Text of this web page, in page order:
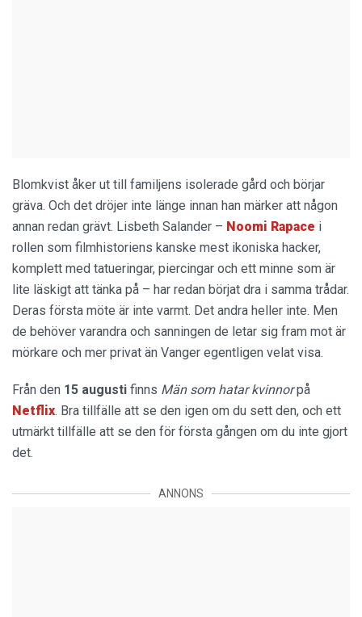
Blomkvist åker ut till familjens isolerade gård och börjar
gräva. Och det dröjer inte länge innan han märker att någon
annan redan grävt. Lisbeth Salander – Noomi Rapace i
rollen som filmhistoriens kanske mest ikoniska hacker,
komplett med tatueringar, piercingar och ett minne som är
lite läskigt att tänka på – har redan börjat dra i samma trådar.
Deras första möte är inte varmt. Det andra heller inte. Men
de behöver varandra och sanningen de letar sig fram mot är
mörkare och mer privat än Vanger egentligen velat visa.
Från den 15 augusti finns Män som hatar kvinnorpå
Netflix. Bra tillfälle att se den igen om du sett den, och ett
utmärkt tillfälle att se den för första gången om du inte gjort
det.
ANNONS